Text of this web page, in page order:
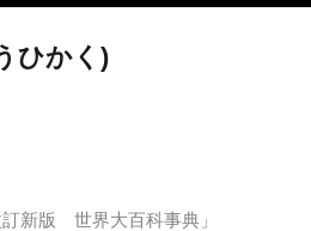
ひかく)
新版 世界大百科事典」